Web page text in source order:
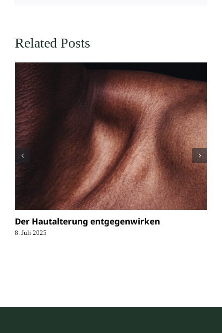
Related Posts
Der Hautalterung entgegenwirken
8. Juli 2025